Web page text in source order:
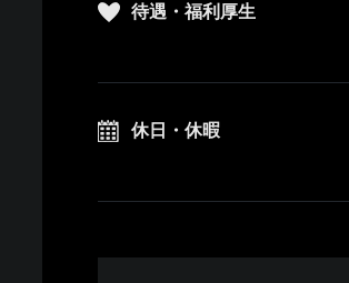
待遇・福利厚生
休日・休暇